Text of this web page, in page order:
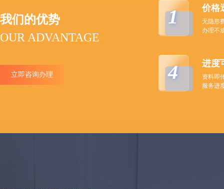
我们的优势
OUR ADVANTAGE
立即咨询办理
1 价格
无隐形
办理不
4 进度
资料即
服务进